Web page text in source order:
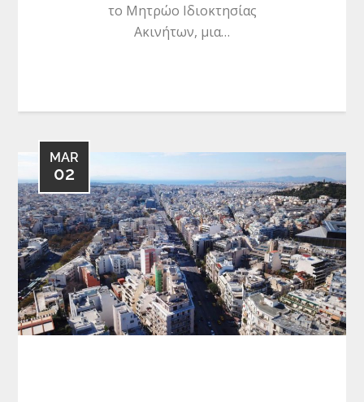
το Μητρώο Ιδιοκτησίας
Ακινήτων, μια…
MAR
02